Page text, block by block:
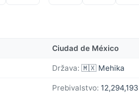
Ciudad de México
Država: 🇲🇽 Mehika
Prebivalstvo: 12,294,193